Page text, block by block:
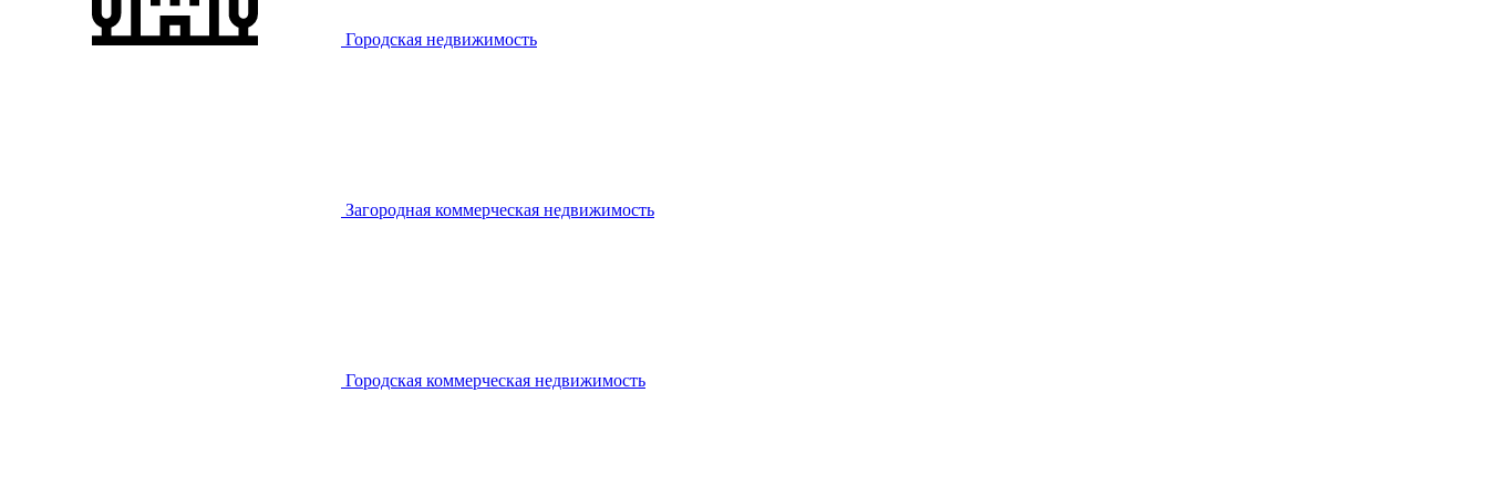
Городская недвижимость
Загородная коммерческая недвижимость
Городская коммерческая недвижимость